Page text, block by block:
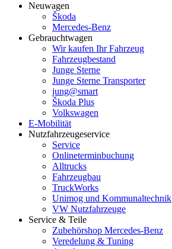
Neuwagen
Škoda
Mercedes-Benz
Gebrauchtwagen
Wir kaufen Ihr Fahrzeug
Fahrzeugbestand
Junge Sterne
Junge Sterne Transporter
jung@smart
Škoda Plus
Volkswagen
E-Mobilität
Nutzfahrzeugeservice
Service
Onlineterminbuchung
Alltrucks
Fahrzeugbau
TruckWorks
Unimog und Kommunaltechnik
VW Nutzfahrzeuge
Service & Teile
Zubehörshop Mercedes-Benz
Veredelung & Tuning